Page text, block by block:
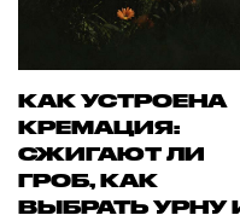
КАК УСТРОЕНА
КРЕМАЦИЯ:
СЖИГАЮТ ЛИ
ГРОБ, КАК
ВЫБРАТЬ УРНУ